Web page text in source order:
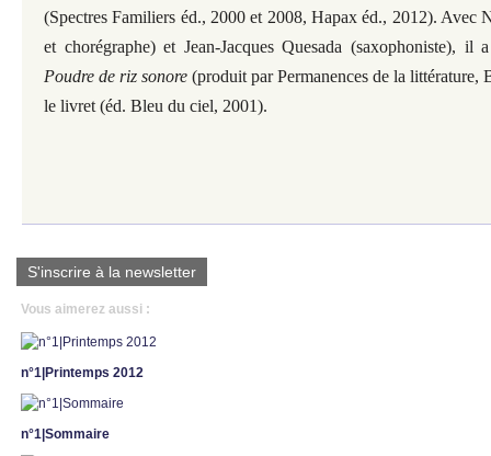
(Spectres Familiers éd., 2000 et 2008, Hapax éd., 2012). Avec
et chorégraphe) et Jean-Jacques Quesada (saxophoniste), il
Poudre de riz sonore (produit par Permanences de la littérature,
le livret (éd. Bleu du ciel, 2001).
S'inscrire à la newsletter
Vous aimerez aussi :
n°1|Printemps 2012
n°1|Sommaire